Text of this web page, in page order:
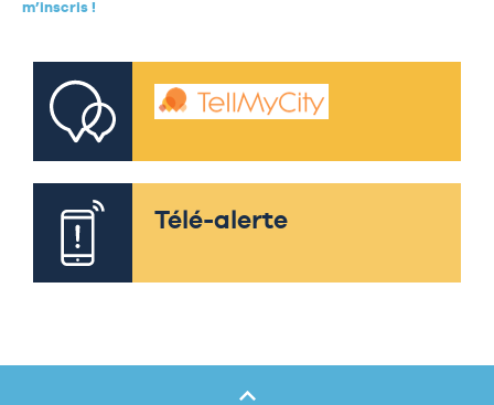
m’inscris !
Télé-alerte